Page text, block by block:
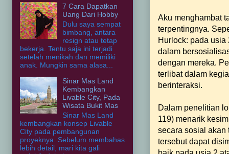
Aku menghambat
terpentingnya.
Hurlock: pada
dalam
dengan mereka.
terlibat dalam
berinteraksi.
Dalam penelitian
119) menarik
secara sosial akan
tersebut dapat
7 Cara Dapatkan
Uang Dari Hobby
Dulu saya sempat
bimbang, antara
resign atau tetap
bekerja. Tentu saja ini terjadi
setelah menikah dan memiliki
anak. Mungkin sama alasa...
Sinar Mas Land
Kembangkan
Livable City, Pada
Wisata Bukit Mas
Sinar Mas Land
kembangkan konsep Livable
City pada pembangunan
proyeknya. Sebelum membahas
lebih detail, mari kita gali